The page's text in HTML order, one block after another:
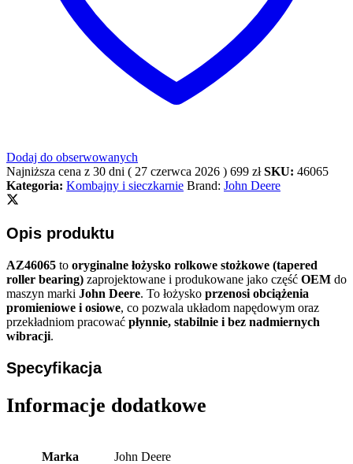
Dodaj do obserwowanych
Najniższa cena z 30 dni ( 27 czerwca 2026 ) 699 zł SKU: 46065
Kategoria: Kombajny i sieczkarnie Brand: John Deere
Opis produktu
AZ46065 to oryginalne łożysko rolkowe stożkowe (tapered
roller bearing) zaprojektowane i produkowane jako część OEM do
maszyn marki John Deere. To łożysko przenosi obciążenia
promieniowe i osiowe, co pozwala układom napędowym oraz
przekładniom pracować płynnie, stabilnie i bez nadmiernych
wibracji.
Specyfikacja
Informacje dodatkowe
Marka John Deere